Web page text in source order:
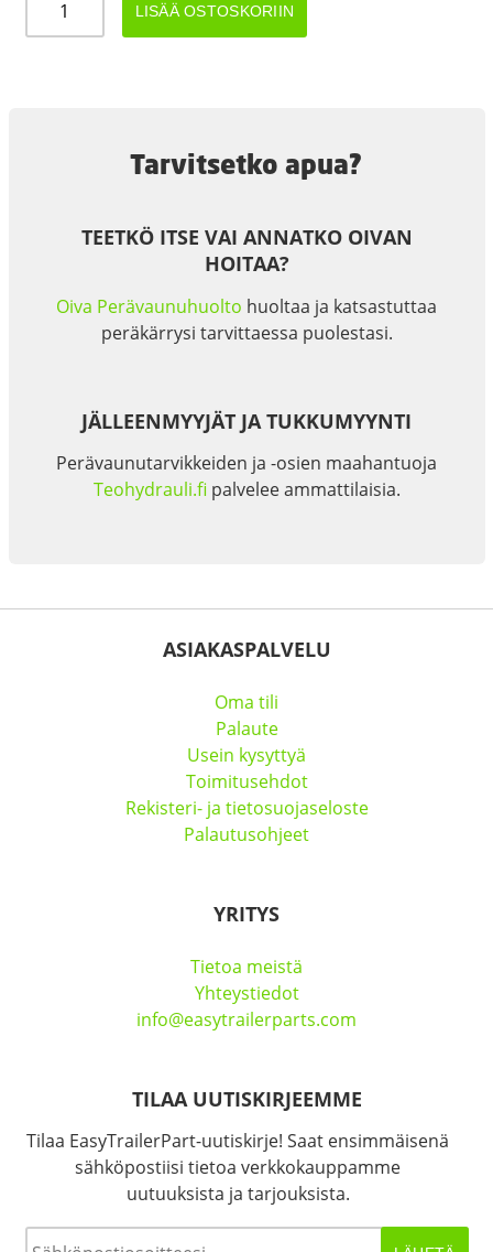
ROSTERI
LISÄÄ OSTOSKORIIN
Tarvitsetko apua?
TEETKÖ ITSE VAI ANNATKO OIVAN
HOITAA?
Oiva Perävaunuhuolto huoltaa ja katsastuttaa
peräkärrysi tarvittaessa puolestasi.
JÄLLEENMYYJÄT JA TUKKUMYYNTI
Perävaunutarvikkeiden ja -osien maahantuoja
Teohydrauli.fi palvelee ammattilaisia.
ASIAKASPALVELU
Oma tili
Palaute
Usein kysyttyä
Toimitusehdot
Rekisteri- ja tietosuojaseloste
Palautusohjeet
YRITYS
Tietoa meistä
Yhteystiedot
info@easytrailerparts.com
TILAA UUTISKIRJEEMME
Tilaa EasyTrailerPart-uutiskirje! Saat ensimmäisenä
sähköpostiisi tietoa verkkokauppamme
uutuuksista ja tarjouksista.